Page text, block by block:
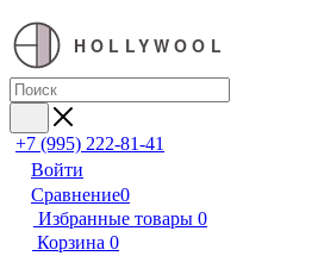
HOLLYWOOL
+7 (995) 222-81-41
Войти
Сравнение0
Избранные товары 0
Корзина 0